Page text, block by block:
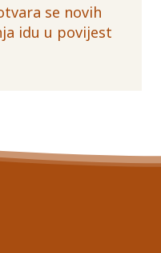
se novih
idu u povijest